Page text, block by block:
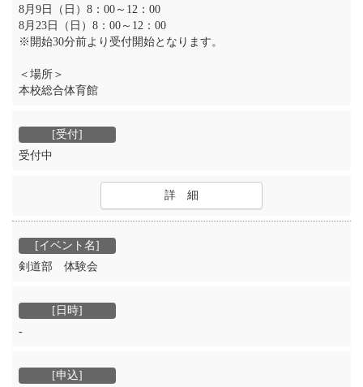
8月9日（日）8：00～12：00
8月23日（日）8：00～12：00
※開始30分前より受付開始となります。
＜場所＞
本校総合体育館
受付中
詳 細
剣道部 体験会
‐